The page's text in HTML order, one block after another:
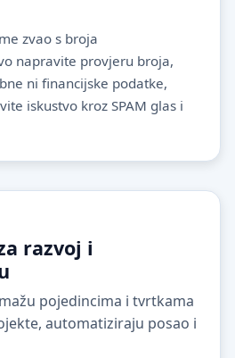
zvao s broja
napravite provjeru broja,
ni financijske podatke,
iskustvo kroz SPAM glas i
razvoj i
pojedincima i tvrtkama
automatiziraju posao i